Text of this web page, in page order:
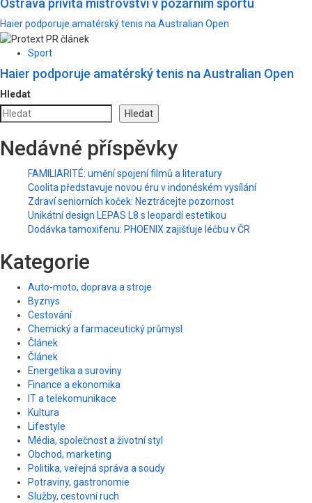
Ostrava přivítá mistrovství v požárním sportu
Haier podporuje amatérský tenis na Australian Open
Sport
Haier podporuje amatérský tenis na Australian Open
Hledat
Hledat
Nedávné příspěvky
FAMILIARITÉ: umění spojení filmů a literatury
Coolita představuje novou éru v indonéském vysílání
Zdraví seniorních koček: Neztrácejte pozornost
Unikátní design LEPAS L8 s leopardí estetikou
Dodávka tamoxifenu: PHOENIX zajišťuje léčbu v ČR
Kategorie
Auto-moto, doprava a stroje
Byznys
Cestování
Chemický a farmaceutický průmysl
Článek
Článek
Energetika a suroviny
Finance a ekonomika
IT a telekomunikace
Kultura
Lifestyle
Média, společnost a životní styl
Obchod, marketing
Politika, veřejná správa a soudy
Potraviny, gastronomie
Služby, cestovní ruch